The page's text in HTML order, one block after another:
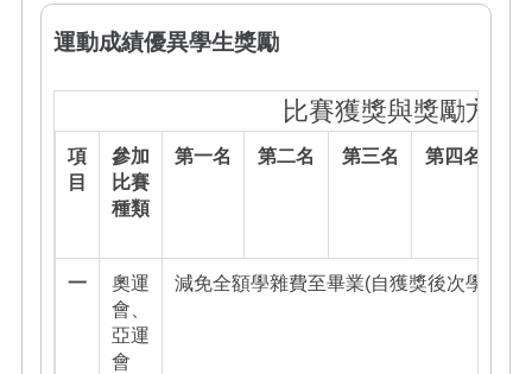
運動成績優異學生獎勵
比賽獲獎與獎勵方案
項
目
參加
比賽
種類
第一名 第二名 第三名 第四名
一
奧運
會、
亞運
會
減免全額學雜費至畢業(自獲獎後次學期起)